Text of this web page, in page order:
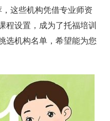
这些机构凭借专业师资
程设置，成为了托福培训
选机构名单，希望能为您